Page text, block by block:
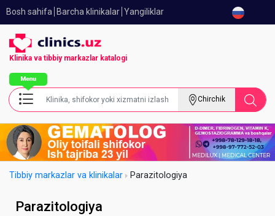
Bosh sahifa Barcha klinikalar Yangiliklar
Klinika va tibbiy markazlar katalogi
Chirchik
Tibbiy markazlar va klinikalar Parazitologiya
Parazitologiya